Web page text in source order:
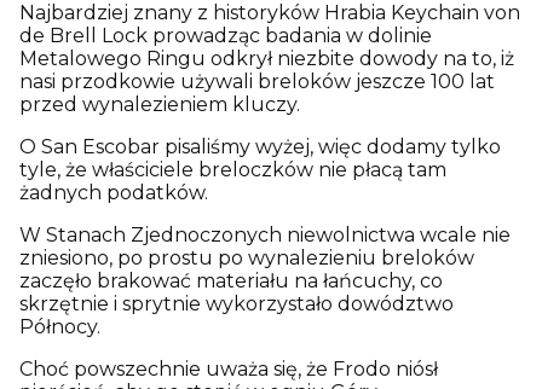
Najbardziej znany z historyków Hrabia Keychain von
de Brell Lock prowadząc badania w dolinie
Metalowego Ringu odkrył niezbite dowody na to, iż
nasi przodkowie używali breloków jeszcze 100 lat
przed wynalezieniem kluczy.
O San Escobar pisaliśmy wyżej, więc dodamy tylko
tyle, że właściciele breloczków nie płacą tam
żadnych podatków.
W Stanach Zjednoczonych niewolnictwa wcale nie
zniesiono, po prostu po wynalezieniu breloków
zaczęło brakować materiału na łańcuchy, co
skrzętnie i sprytnie wykorzystało dowództwo
Północy.
Choć powszechnie uważa się, że Frodo niósł